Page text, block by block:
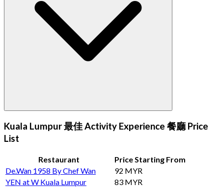
Kuala Lumpur 最佳 Activity Experience 餐廳 Price
List
Restaurant
Price Starting From
De.Wan 1958 By Chef Wan
92 MYR
YEN at W Kuala Lumpur
83 MYR